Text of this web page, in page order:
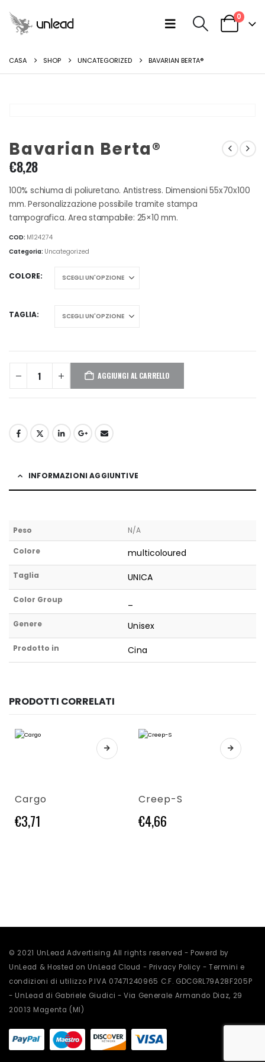
0
CASA SHOP UNCATEGORIZED BAVARIAN BERTA®
Bavarian Berta®
€8,28
100% schiuma di poliuretano. Antistress. Dimensioni 55x70x100
mm. Personalizzazione possibile tramite stampa
tampografica. Area stampabile: 25×10 mm.
COD: M124274
Categoria: Uncategorized
COLORE
TAGLIA
AGGIUNGI AL CARRELLO
INFORMAZIONI AGGIUNTIVE
Peso N/A
Colore multicoloured
Taglia UNICA
Color Group
Genere Unisex
Prodotto in Cina
PRODOTTI CORRELATI
Questo prodotto ha più varianti. Le opzioni possono essere scelte nella pagina del prodotto
Cargo
€3,71
Questo prodotto ha più varianti. Le opzioni possono essere scelte nella pagina del prodotto
Creep-S
€4,66
© 2021 UnLead Advertising All rights reserved - Powerd by
UnLead & Hosted on UnLead Cloud - Privacy Policy -Termini e
condizioni di utilizzo P.IVA 07471240965 C.F. GDCGRL79A28F205P
- UnLead di Gabriele Giudici - Via Generale Armando Diaz, 29
20013 Magenta (MI)